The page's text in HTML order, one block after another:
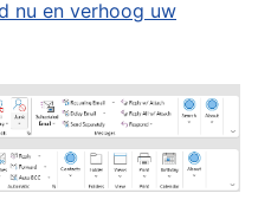
nu en verhoog uw